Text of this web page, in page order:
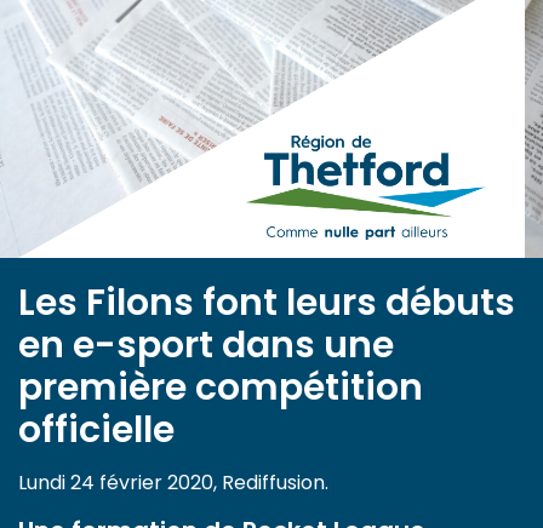
submenu (Nouvelles )
submenu (Documentation )
Les Filons font leurs débuts
en e-sport dans une
première compétition
officielle
Lundi 24 février 2020, Rediffusion.